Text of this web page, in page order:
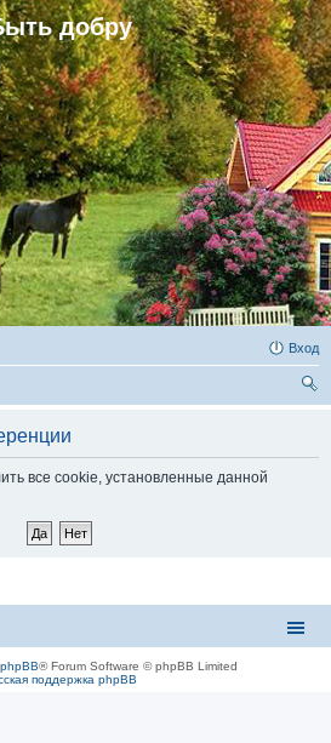
добру
Вход
все cookie, установленные данной
phpBB® Forum Software © phpBB Limited
поддержка phpBB